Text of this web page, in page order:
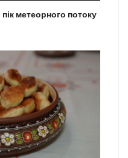
метеорного потоку